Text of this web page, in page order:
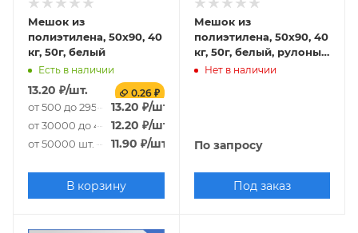
Мешок из
полиэтилена, 50x90, 40
кг, 50г, белый
Есть в наличии
13.20 ₽/шт. 0.26 ₽
от 500 до 29500 шт.
13.20 ₽/шт.
от 30000 до 49500 шт.
12.20 ₽/шт.
от 50000 шт. 11.90 ₽/шт.
В корзину
Мешок из
полиэтилена, 50x90, 40
кг, 50г, белый, рулоны
по 10 шт.
Нет в наличии
По запросу
Под заказ